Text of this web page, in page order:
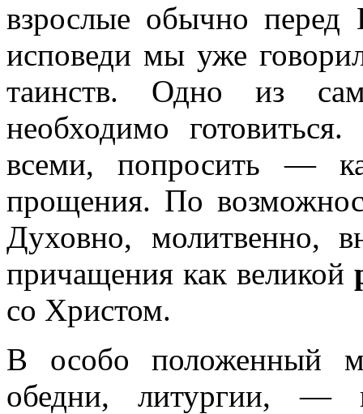
взрослые обычно перед
исповеди мы уже
таинств. Одно из
необходимо
всеми, попросить —
прощения. По
Духовно, молитвенно,
причащения как великой
со Христом.
В особо положенный
обедни, литургии, —